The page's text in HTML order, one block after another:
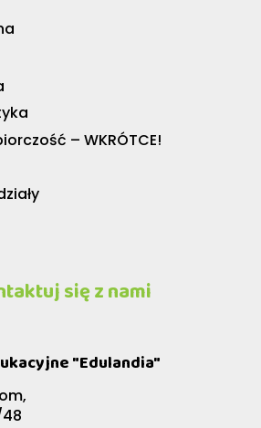
– WKRÓTCE!
się z nami
"Edulandia"